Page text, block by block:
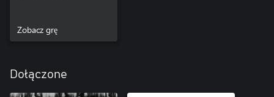
Zobacz grę
Dołączone